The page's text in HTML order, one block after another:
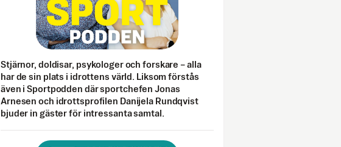
Stjärnor, doldisar, psykologer och forskare – alla
har de sin plats i idrottens värld. Liksom förstås
även i Sportpodden där sportchefen Jonas
Arnesen och idrottsprofilen Danijela Rundqvist
bjuder in gäster för intressanta samtal.